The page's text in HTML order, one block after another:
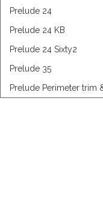
Prelude 24
Prelude 24 KB
Prelude 24 Sixty2
Prelude 35
Prelude Perimeter trim